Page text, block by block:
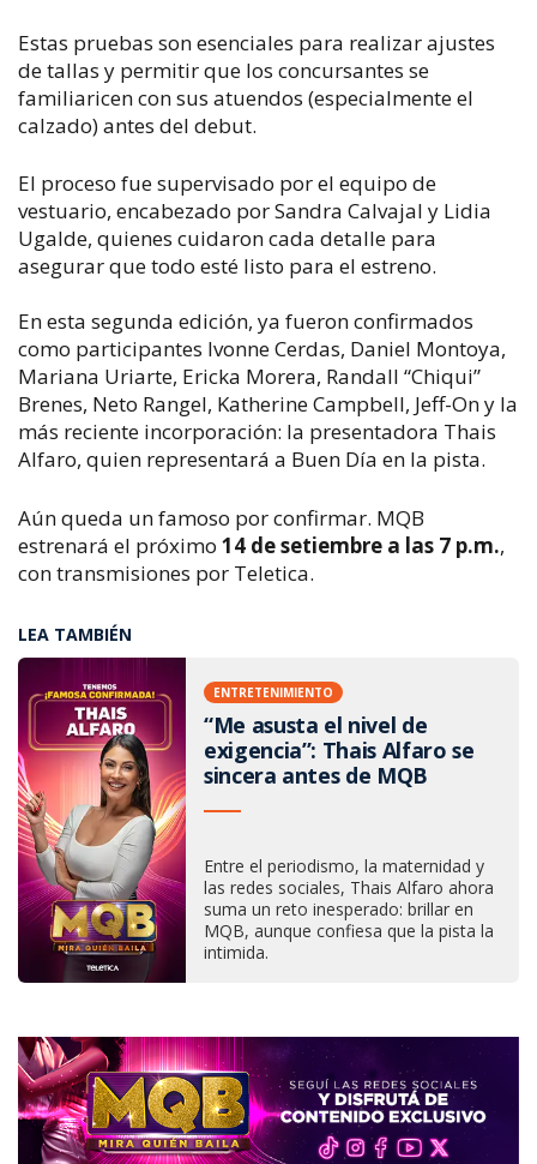
Estas pruebas son esenciales para realizar ajustes
de tallas y permitir que los concursantes se
familiaricen con sus atuendos (especialmente el
calzado) antes del debut.
El proceso fue supervisado por el equipo de
vestuario, encabezado por Sandra Calvajal y Lidia
Ugalde, quienes cuidaron cada detalle para
asegurar que todo esté listo para el estreno.
En esta segunda edición, ya fueron confirmados
como participantes Ivonne Cerdas, Daniel Montoya,
Mariana Uriarte, Ericka Morera, Randall “Chiqui”
Brenes, Neto Rangel, Katherine Campbell, Jeff-On y la
más reciente incorporación: la presentadora Thais
Alfaro, quien representará a Buen Día en la pista.
Aún queda un famoso por confirmar. MQB
estrenará el próximo 14 de setiembre a las 7 p.m.,
con transmisiones por Teletica.
LEA TAMBIÉN
ENTRETENIMIENTO
“Me asusta el nivel de
exigencia”: Thais Alfaro se
sincera antes de MQB
Entre el periodismo, la maternidad y
las redes sociales, Thais Alfaro ahora
suma un reto inesperado: brillar en
MQB, aunque confiesa que la pista la
intimida.